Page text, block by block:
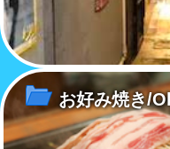
お好み焼き/